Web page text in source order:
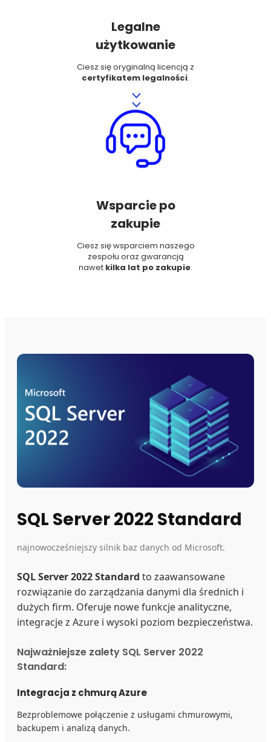
Legalne
użytkowanie
Ciesz się oryginalną licencją z
certyfikatem legalności.
>>
Wsparcie po
zakupie
Ciesz się wsparciem naszego
zespołu oraz gwarancją
nawet kilka lat po zakupie.
SQL Server 2022 Standard
najnowocześniejszy silnik baz danych od Microsoft.
SQL Server 2022 Standard to zaawansowane
rozwiązanie do zarządzania danymi dla średnich i
dużych firm. Oferuje nowe funkcje analityczne,
integracje z Azure i wysoki poziom bezpieczeństwa.
Najważniejsze zalety SQL Server 2022
Standard:
Integracja z chmurą Azure
Bezproblemowe połączenie z usługami chmurowymi,
backupem i analizą danych.